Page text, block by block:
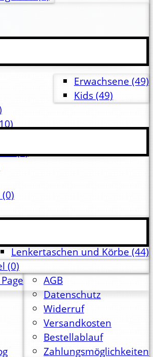
Erwachsene (49)
Kids(49)
(0)
(0)
Gepäckträger-Körbe(22)
Lenkertaschen und Körbe (44)
(0)
AGB
Datenschutz
Widerruf
Versandkosten
Bestellablauf
Zahlungsmöglichkeiten